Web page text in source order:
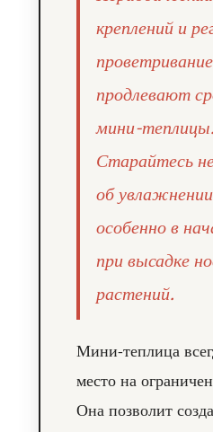
креплений и
проветривание
продлевают
мини-теплицы.
Старайтесь
об
особенно в
при высадке
растений.
Мини-теплица
место на
Она позволит